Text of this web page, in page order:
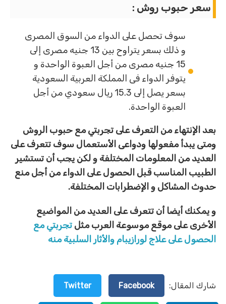
سعر حبوب روش :
سوف تحصل على الدواء من السوق المصرى
و ذلك بسعر يتراوح بين 13 جنيه مصرى إلى
15 جنيه مصرى من أجل العبوة الواحدة و
يتوفر الدواء فى المملكة العربية السعودية
بسعر يصل إلى 15.3 ريال سعودي من أجل
العبوة الواحدة.
بعد الإنتهاء من التعرف على تجربتي مع حبوب الروش
ومتى يبدأ مفعولها ودواعى الأستعمال سوف تتعرف على
العديد من المعلومات المختلفة و لكن يجب أن تستشير
الطبيب المناسب قبل الحصول على الدواء من أجل منع
حدوث المشاكل و الإضطرابات المختلفة.
و يمكنك أيضا أن تتعرف على العديد من المواضيع
الأخرى على موقع موسوعة العرب مثل تجربتي مع
الحصول على علاج لورازيبام والأثار السلبية منه
شارك المقال: Facebook
Twitter